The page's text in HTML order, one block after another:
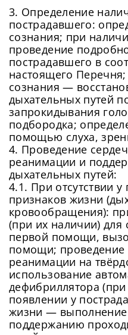
3. Определение
пострадавшего:
сознания; при
проведение
пострадавшего в
настоящего Перечня;
сознания —
дыхательных путей
запрокидывания
подбородка;
помощью слуха,
4. Проведение
реанимации и
дыхательных путей:
4.1. При отсутствии
признаков жизни
кровообращения):
(при их наличии) для
первой помощи,
помощи; проведение
реанимации на
использование
дефибриллятора
появлении у
жизни —
поддержанию